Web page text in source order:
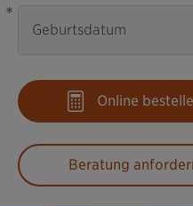
*
Geburtsdatum
Online
Beratung